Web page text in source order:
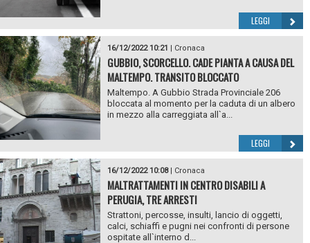
LEGGI
16/12/2022 10:21 | Cronaca
GUBBIO, SCORCELLO. CADE PIANTA A CAUSA DEL
MALTEMPO. TRANSITO BLOCCATO
Maltempo. A Gubbio Strada Provinciale 206
bloccata al momento per la caduta di un albero
in mezzo alla carreggiata all`a...
LEGGI
16/12/2022 10:08| Cronaca
MALTRATTAMENTI IN CENTRO DISABILI A
PERUGIA, TRE ARRESTI
Strattoni, percosse, insulti, lancio di oggetti,
calci, schiaffi e pugni nei confronti di persone
ospitate all`interno d...